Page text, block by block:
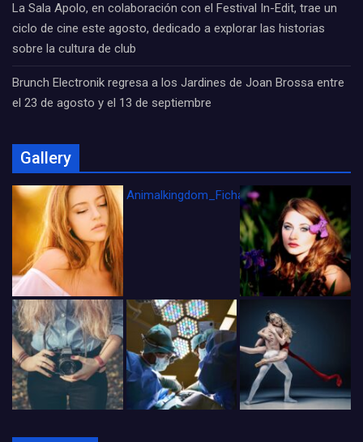
La Sala Apolo, en colaboración con el Festival In-Edit, trae un
ciclo de cine este agosto, dedicado a explorar las historias
sobre la cultura de club
Brunch Electronik regresa a los Jardines de Joan Brossa entre
el 23 de agosto y el 13 de septiembre
Gallery
Animalkingdom_FichaCine